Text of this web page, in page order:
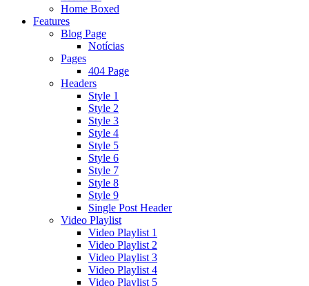
Home Boxed
Features
Blog Page
Notícias
Pages
404 Page
Headers
Style 1
Style 2
Style 3
Style 4
Style 5
Style 6
Style 7
Style 8
Style 9
Single Post Header
Video Playlist
Video Playlist 1
Video Playlist 2
Video Playlist 3
Video Playlist 4
Video Playlist 5